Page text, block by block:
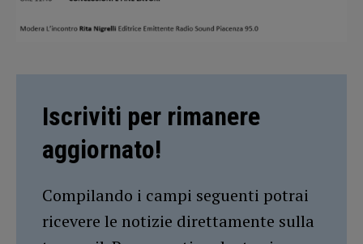
Iscriviti per rimanere
aggiornato!
Compilando i campi seguenti potrai
ricevere le notizie direttamente sulla